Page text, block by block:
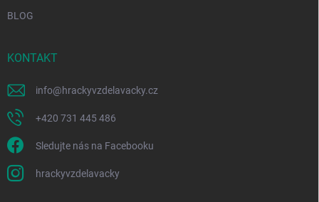
BLOG
KONTAKT
info@hrackyvzdelavacky.cz
+420 731 445 486
Sledujte nás na Facebooku
hrackyvzdelavacky